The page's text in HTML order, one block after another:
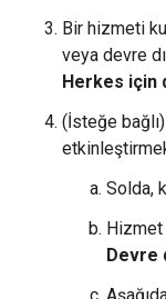
Bir hizmeti
veya devre
Herkes için
(İsteğe
Solda,
Hizmet
Devre